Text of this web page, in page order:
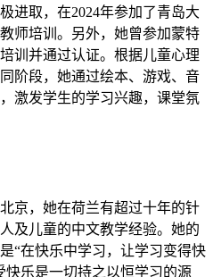
进取，在2024年参加了青岛大
师培训。另外，她曾参加蒙特
训并通过认证。根据儿童心理
阶段，她通过绘本、游戏、音
激发学生的学习兴趣，课堂氛
京，她在荷兰有超过十年的针
及儿童的中文教学经验。她的
“在快乐中学习，让学习变得快
快乐是一切持之以恒学习的源